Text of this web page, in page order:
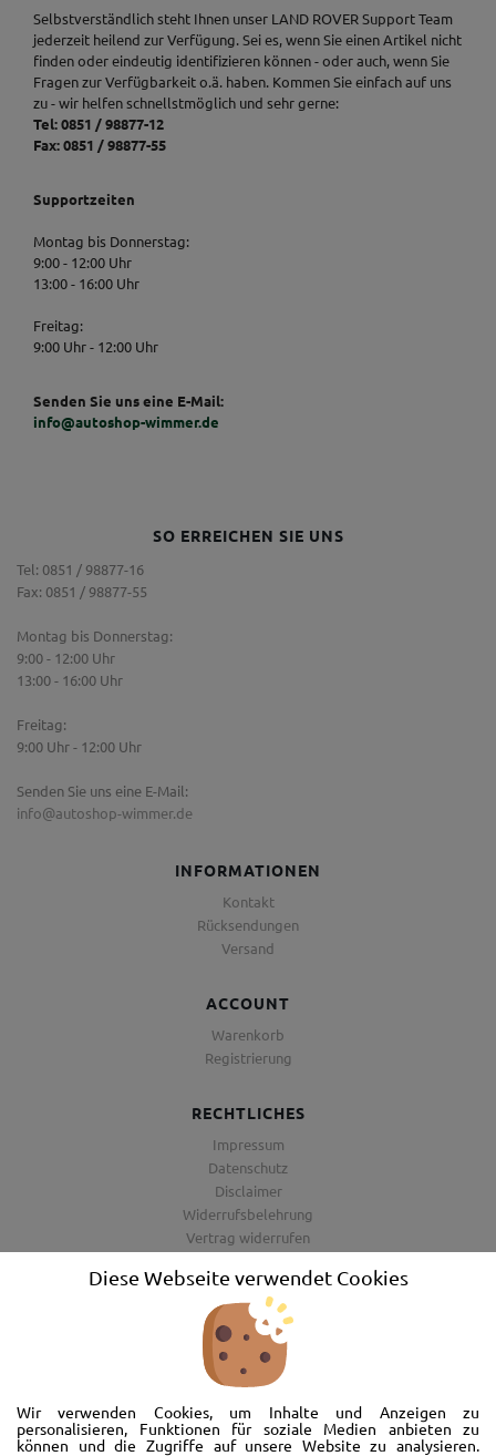
Diese Webseite verwendet Cookies
Wir verwenden Cookies, um Inhalte und Anzeigen zu
personalisieren, Funktionen für soziale Medien anbieten zu
können und die Zugriffe auf unsere Website zu analysieren.
Selbstverständlich steht Ihnen unser LAND ROVER Support Team
jederzeit heilend zur Verfügung. Sei es, wenn Sie einen Artikel nicht
finden oder eindeutig identifizieren können - oder auch, wenn Sie
Fragen zur Verfügbarkeit o.ä. haben. Kommen Sie einfach auf uns
zu - wir helfen schnellstmöglich und sehr gerne:
Tel: 0851 / 98877-12
Fax: 0851 / 98877-55
Supportzeiten
Montag bis Donnerstag:
9:00 - 12:00 Uhr
13:00 - 16:00 Uhr
Freitag:
9:00 Uhr - 12:00 Uhr
Senden Sie uns eine E-Mail:
info@autoshop-wimmer.de
SO ERREICHEN SIE UNS
Tel: 0851 / 98877-16
Fax: 0851 / 98877-55
Montag bis Donnerstag:
9:00 - 12:00 Uhr
13:00 - 16:00 Uhr
Freitag:
9:00 Uhr - 12:00 Uhr
Senden Sie uns eine E-Mail:
info@autoshop-wimmer.de
INFORMATIONEN
Kontakt
Rücksendungen
Versand
ACCOUNT
Warenkorb
Registrierung
RECHTLICHES
Impressum
Datenschutz
Disclaimer
Widerrufsbelehrung
Vertrag widerrufen
Barrierefreiheitserklärung
Wir freuen uns, Sie im AutoShop Wimmer in Passau zu begrüßen. Wir
bieten Ihnen Kompletträder und Reifen für die Automarken Ford, Land
Rover, Range Rover, Volvo, Peugeot, Jaguar und Citroen. Hier in Passau
schlägt unser Herz rund um’s Auto. Wir bieten Ihnen Beratung,